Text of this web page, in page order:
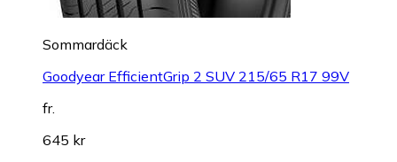
Sommardäck
Goodyear EfficientGrip 2 SUV 215/65 R17 99V
fr.
645 kr